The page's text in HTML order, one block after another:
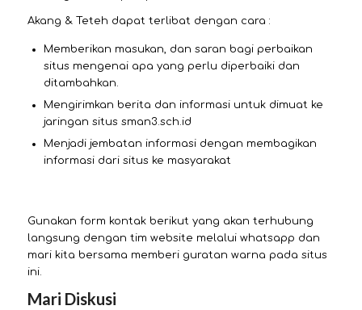
Akang & Teteh dapat terlibat dengan cara :
Memberikan masukan, dan saran bagi perbaikan
situs mengenai apa yang perlu diperbaiki dan
ditambahkan.
Mengirimkan berita dan informasi untuk dimuat ke
jaringan situs sman3.sch.id
Menjadi jembatan informasi dengan membagikan
informasi dari situs ke masyarakat
Gunakan form kontak berikut yang akan terhubung
langsung dengan tim website melalui whatsapp dan
mari kita bersama memberi guratan warna pada situs
ini.
Mari Diskusi